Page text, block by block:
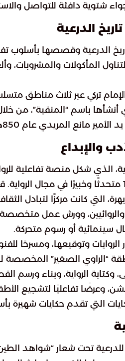
شتوية دافئة للتواصل
تاريخ الدرعية وقصصها
المأكولات والمشروبات،
تركي عبر ثلاث مناطق
أنشأها باسم “المنقية”، من
مانع المريدي عام 850هـ.
والإبداع
للرواية، الذي شكل منصة
من 50 دار نشر ومكتبة متخصصة، وأكثر من 150 متحدثًا
التي كانت مركزًا لتبادل
وورش عمل
سينمائية أو رسوم متحركة.
وتوقيعها، ومسرحًا
“الراوي الصغير”
وكتابة الرواية، وبناء
تفاعليًا لتشجيع
التي تقدم حكايات
للدرعية تحت شعار “شواهد